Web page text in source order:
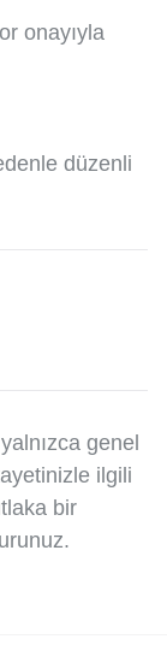
onayıyla
düzenli
genel
ilgili
bir